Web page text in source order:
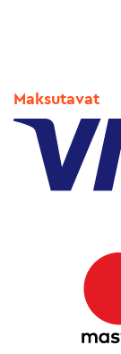
Maksutavat